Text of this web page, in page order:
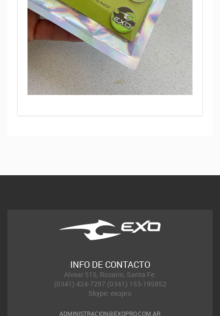
INFO DE CONTACTO
Alvear 515, Rosario, Santa Fe.
(0341) 424-7297 (0341) 153-195852
Skype: exopro
ADMINISTRACION@EXOPRO.COM.AR